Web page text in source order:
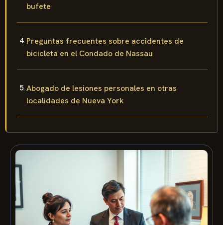
bufete
Preguntas frecuentes sobre accidentes de
bicicleta en el Condado de Nassau
Abogado de lesiones personales en otras
localidades de Nueva York